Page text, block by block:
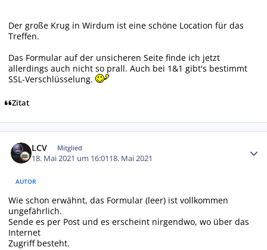
Der große Krug in Wirdum ist eine schöne Location für das
Treffen.
Das Formular auf der unsicheren Seite finde ich jetzt
allerdings auch nicht so prall. Auch bei 1&1 gibt's bestimmt
SSL-Verschlüsselung.
Zitat
LCV Mitglied
18. Mai 2021 um 16:0118. Mai 2021
AUTOR
Wie schon erwähnt, das Formular (leer) ist vollkommen
ungefährlich.
Sende es per Post und es erscheint nirgendwo, wo über das
Internet
Zugriff besteht.